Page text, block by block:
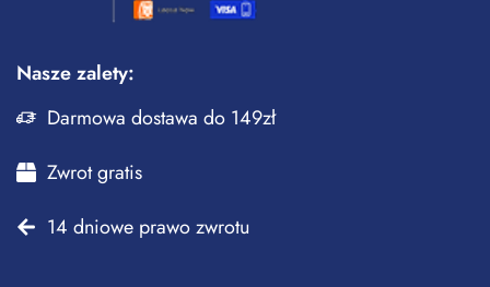
Nasze zalety:
Darmowa dostawa do 149zł
Zwrot gratis
14 dniowe prawo zwrotu